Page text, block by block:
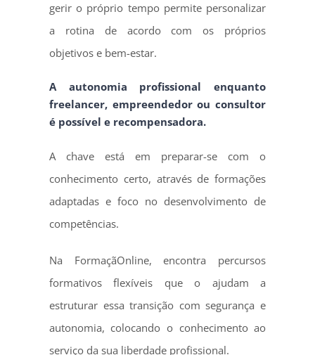
gerir o próprio tempo permite personalizar
a rotina de acordo com os próprios
objetivos e bem-estar.
A autonomia profissional enquanto
freelancer, empreendedor ou consultor
é possível e recompensadora.
A chave está em preparar-se com o
conhecimento certo, através de formações
adaptadas e foco no desenvolvimento de
competências.
Na FormaçãOnline, encontra percursos
formativos flexíveis que o ajudam a
estruturar essa transição com segurança e
autonomia, colocando o conhecimento ao
serviço da sua liberdade profissional.